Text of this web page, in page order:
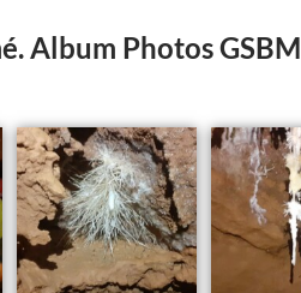
Album Photos GSBM